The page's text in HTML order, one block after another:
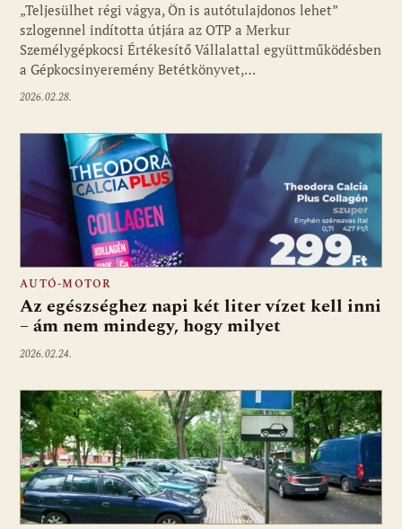
„Teljesülhet régi vágya, Ön is autótulajdonos lehet”
szlogennel indította útjára az OTP a Merkur
Személygépkocsi Értékesítő Vállalattal együttműködésben
a Gépkocsinyeremény Betétkönyvet,…
2026.02.28.
AUTÓ-MOTOR
Az egészséghez napi két liter vízet kell inni
– ám nem mindegy, hogy milyet
2026.02.24.